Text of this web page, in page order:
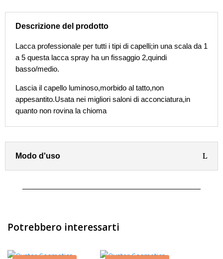
spray
500
quantità
Descrizione del prodotto
Lacca professionale per tutti i tipi di capelli;in una scala da 1
a 5 questa lacca spray ha un fissaggio 2,quindi
basso/medio.
Lascia il capello luminoso,morbido al tatto,non
appesantito.Usata nei migliori saloni di acconciatura,in
quanto non rovina la chioma
Modo d'uso
Potrebbero interessarti